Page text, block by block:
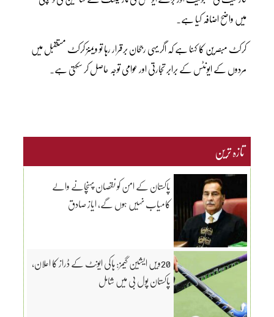
میں واضح اضافہ کیا ہے۔
کرکٹ مبصرین کا کہنا ہے کہ اگر یہی رجحان برقرار رہا تو ویمنز کرکٹ مستقبل میں
مردوں کے ایونٹس کے برابر تجارتی اور عوامی توجہ حاصل کر سکتی ہے۔
تازہ ترین
پاکستان کے امن کو نقصان پہنچانے والے
کامیاب نہیں ہوں گے، ایاز صادق
20ویں ایشین گیمز: ہاکی ایونٹ کے ڈراز کا اعلان،
پاکستان پول بی میں شامل